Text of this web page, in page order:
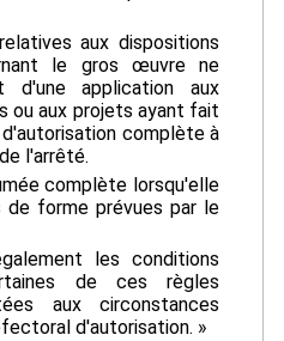
aux dispositions
le gros œuvre ne
d'une application aux
ou aux projets ayant fait
complète à
l'arrêté.
complète lorsqu'elle
de forme prévues par le
les conditions
de ces règles
aux circonstances
d'autorisation. »